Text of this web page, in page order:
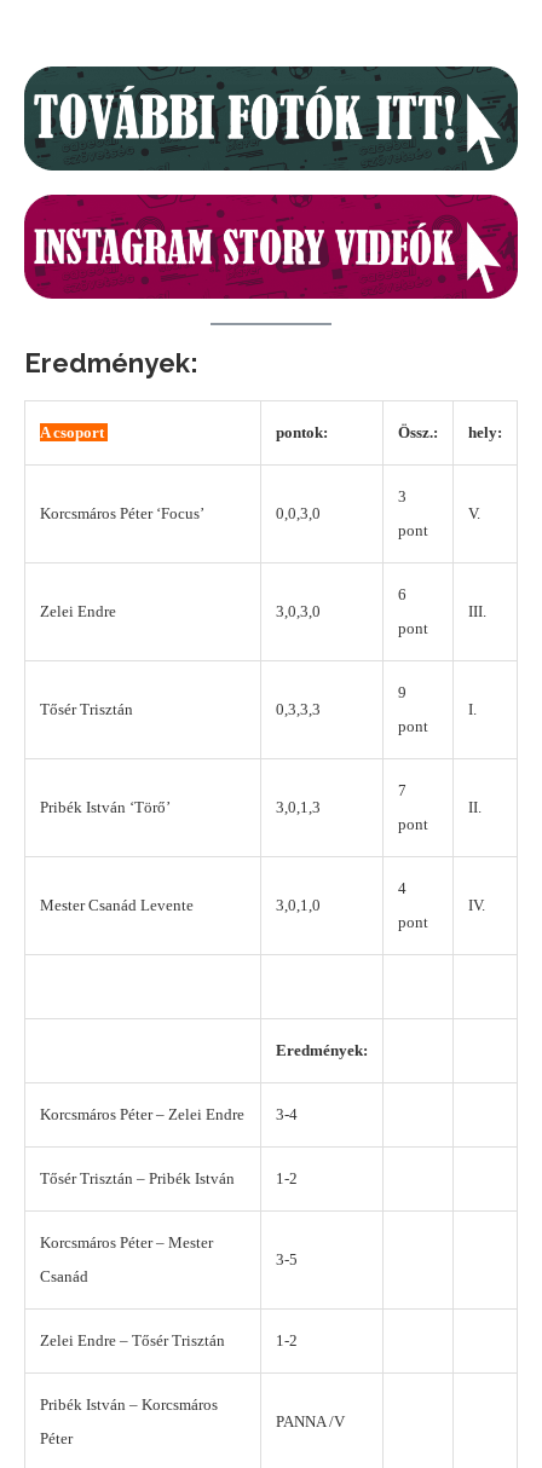
Eredmények:
A csoport pontok: Össz.: hely:
Korcsmáros Péter ‘Focus’ 0,0,3,0
3
pont
V.
Zelei Endre 3,0,3,0
6
pont
III.
Tősér Trisztán 0,3,3,3
9
pont
I.
Pribék István ‘Törő’ 3,0,1,3
7
pont
II.
Mester Csanád Levente 3,0,1,0
4
pont
IV.
Eredmények:
Korcsmáros Péter – Zelei Endre 3-4
Tősér Trisztán – Pribék István 1-2
Korcsmáros Péter – Mester
Csanád
3-5
Zelei Endre – Tősér Trisztán 1-2
Pribék István – Korcsmáros
Péter
PANNA /V